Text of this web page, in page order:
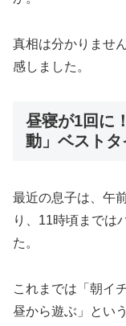
真相は分かりませ
感しました。
昼寝が1回に
動」ベスト
最近の息子は、午
り、11時頃までは
た。
これまでは「朝イ
昼から遊ぶ」とい